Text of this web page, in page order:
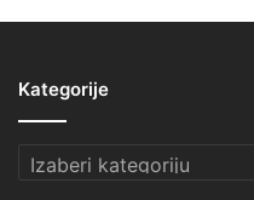
Kategorije
Kategorije